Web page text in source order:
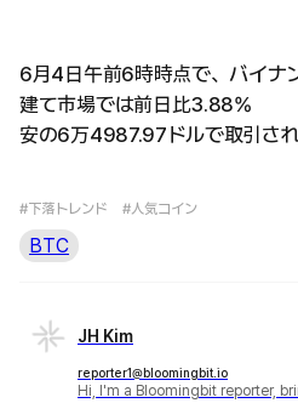
6月4日午前6時時点で、バイナ
建て市場では前日比3.88%
安の6万4987.97ドルで取引され
#下落トレンド #人気コイン
BTC
JH Kim
reporter1@bloomingbit.io
Hi, I'm a Bloomingbit reporter,